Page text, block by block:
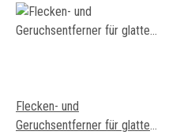
Flecken- und
Geruchsentferner für glatte